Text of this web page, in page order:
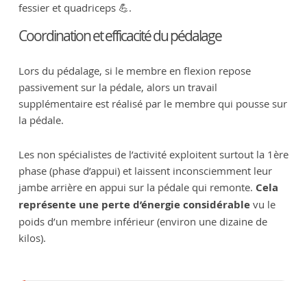
fessier et quadriceps 💪.
Coordination et efficacité du pédalage
Lors du pédalage, si le membre en flexion repose
passivement sur la pédale, alors un travail
supplémentaire est réalisé par le membre qui pousse sur
la pédale.
Les non spécialistes de l’activité exploitent surtout la 1ère
phase (phase d’appui) et laissent inconsciemment leur
jambe arrière en appui sur la pédale qui remonte. Cela
représente une perte d’énergie considérablevu le
poids d’un membre inférieur (environ une dizaine de
kilos).